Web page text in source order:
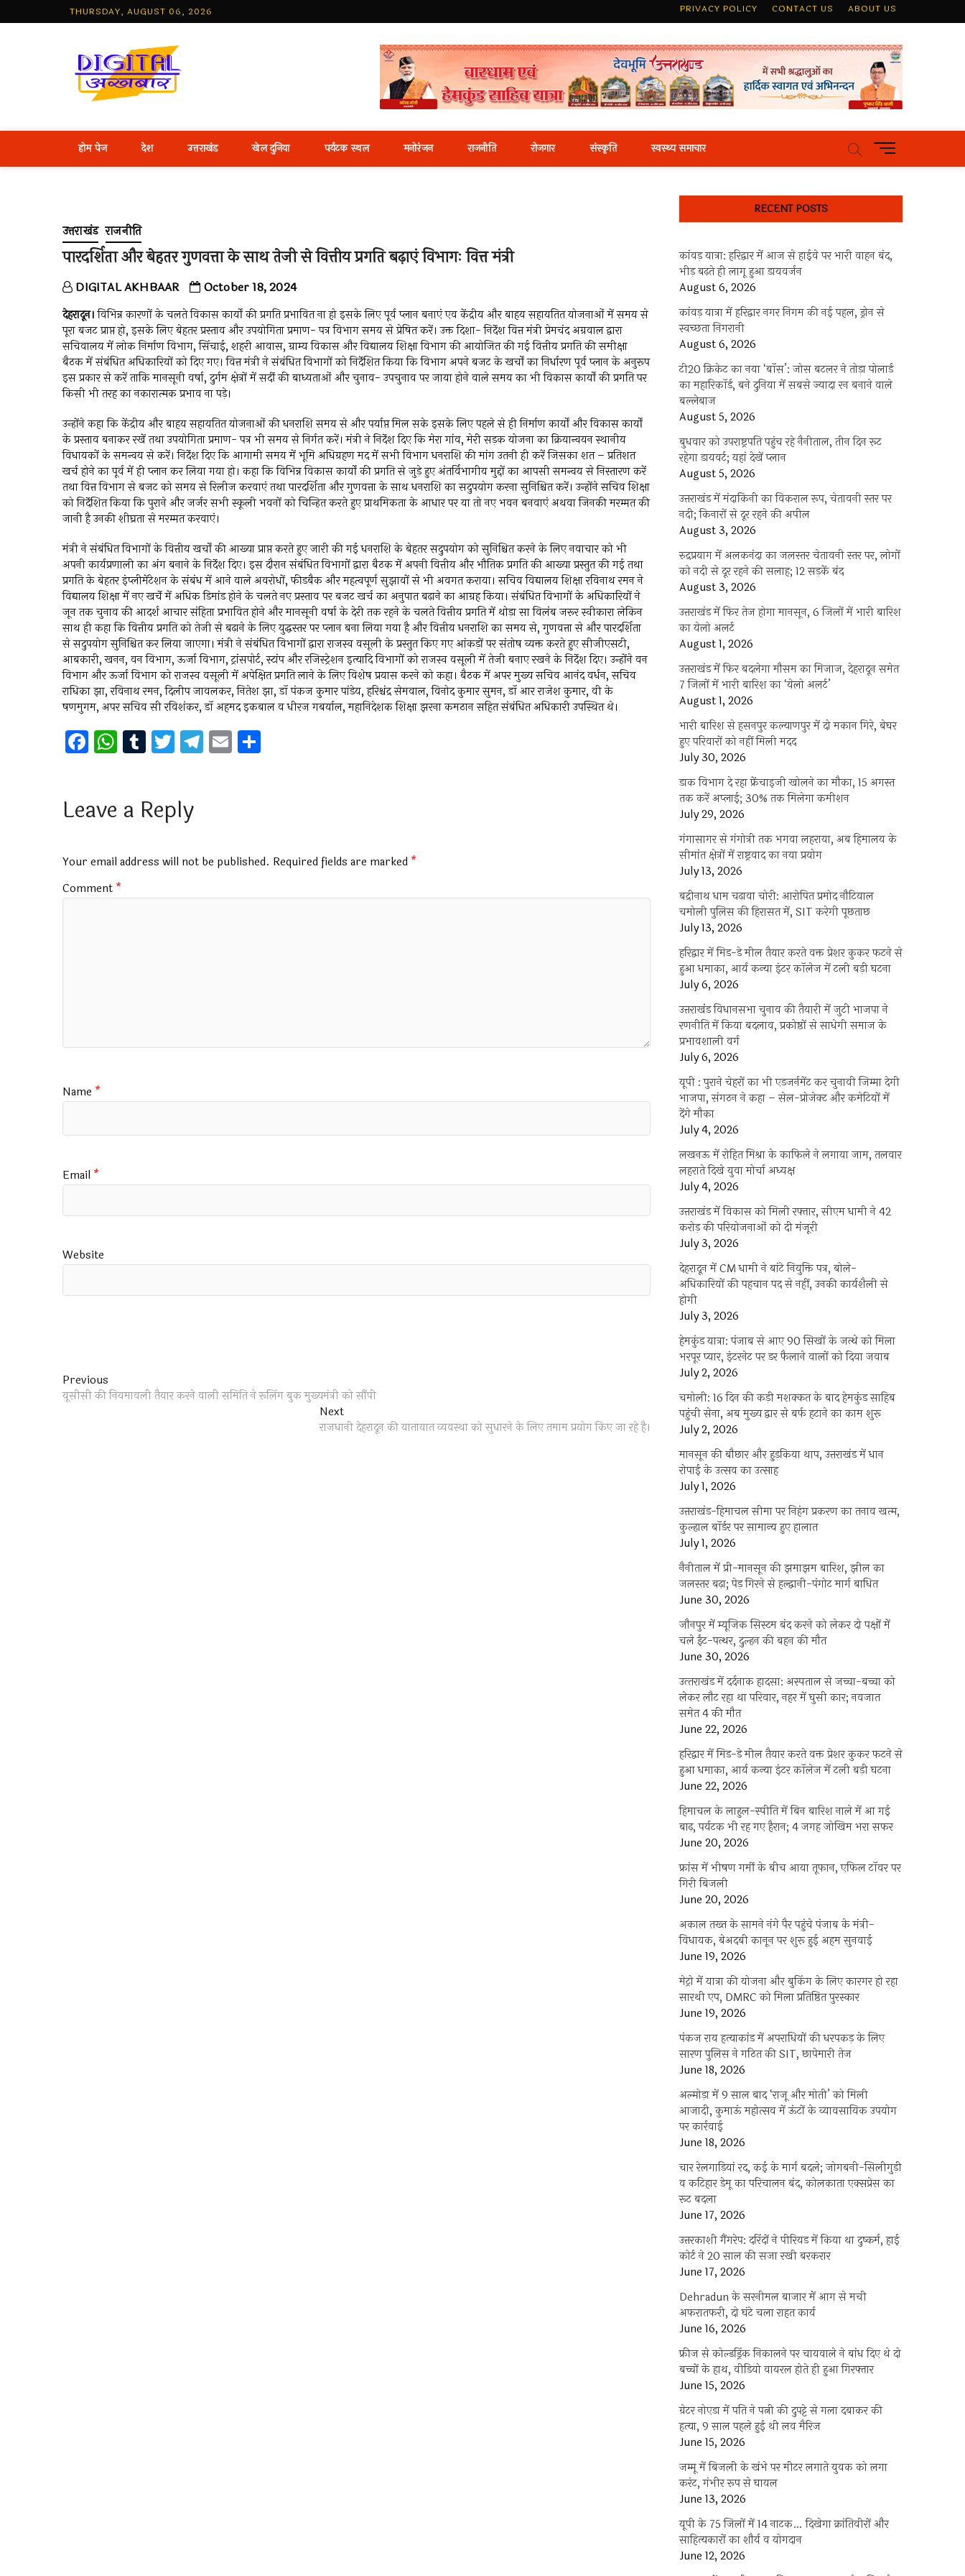
to
THURSDAY, AUGUST 06, 2026 PRIVACY POLICY CONTACT US ABOUT US
Best Hindi News Portal
होम पेज देश उत्तराखंड खेल दुनिया पर्यटक स्थल मनोरंजन राजनीति रोजगार संस्कृति स्वस्थ्य समाचार
M
e
u
u
t
उत्तराखंड राजनीति
पारदर्शिता और बेहतर गुणवत्ता के साथ तेजी से वित्तीय प्रगति बढ़ाएं विभागः वित्त मंत्री
DIGITAL AKHBAAR October 18, 2024
देहरादून।विभिन्न कारणों के चलते विकास कार्यों की प्रगति प्रभावित ना हो इसके लिए पूर्व प्लान बनाएं एव केंद्रीय और बाहय सहायतित योजनाओं में समय से
पूरा बजट प्राप्त हो, इसके लिए बेहतर प्रस्ताव और उपयोगिता प्रमाण- पत्र विभाग समय से प्रेषित करें। उक्त दिशा- निर्देश वित्त मंत्री प्रेमचंद अग्रवाल द्वारा
सचिवालय में लोक निर्माण विभाग, सिंचाई, शहरी आवास, ग्राम्य विकास और विद्यालय शिक्षा विभाग की आयोजित की गई वित्तीय प्रगति की समीक्षा
बैठक में संबंधित अधिकारियों को दिए गए। वित्त मंत्री ने संबंधित विभागों को निर्देशित किया कि विभाग अपने बजट के खर्चों का निर्धारण पूर्व प्लान के अनुरूप
इस प्रकार से करें ताकि मानसूनी वर्षा, दुर्गम क्षेत्रों में सर्दी की बाध्यताओं और चुनाव- उपचुनाव पर जाया होने वाले समय का भी विकास कार्यों की प्रगति पर
किसी भी तरह का नकारात्मक प्रभाव ना पड़े।
उन्होंने कहा कि केंद्रीय और बाहय सहायतित योजनाओं की धनराशि समय से और पर्याप्त मिल सके इसके लिए पहले से ही निर्माण कार्यों और विकास कार्यों
के प्रस्ताव बनाकर रखें तथा उपयोगिता प्रमाण- पत्र भी समय से निर्गत करें। मंत्री ने निर्देश दिए कि मेरा गांव, मेरी सड़क योजना का क्रियान्वयन स्थानीय
विधायकों के समन्वय से करें। निर्देश दिए कि आगामी समय में भूमि अधिग्रहण मद में सभी विभाग धनराशि की मांग उतनी ही करें जिसका शत – प्रतिशत
खर्च होने का पूर्व में ही प्लान कर लिया गया हो। कहा कि विभिन्न विकास कार्यों की प्रगति से जुड़े हुए अंतर्विभागीय मुद्दों का आपसी समन्वय से निस्तारण करें
तथा वित्त विभाग से बजट को समय से रिलीज करवाएं तथा पारदर्शिता और गुणवत्ता के साथ धनराशि का सदुपयोग करना सुनिश्चित करें। उन्होंने सचिव शिक्षा
को निर्देशित किया कि पुराने और जर्जर सभी स्कूली भवनों को चिन्हित करते हुए प्राथमिकता के आधार पर या तो नए भवन बनवाएं अथवा जिनकी मरम्मत की
जानी है उनकी शीघ्रता से मरम्मत करवाएं।
मंत्री ने संबंधित विभागों के वित्तीय खर्चों की आख्या प्राप्त करते हुए जारी की गई धनराशि के बेहतर सदुपयोग को सुनिश्चित करने के लिए नवाचार को भी
अपनी कार्यप्रणाली का अंग बनाने के निर्देश दिए। इस दौरान संबंधित विभागों द्वारा बैठक में अपनी वित्तीय और भौतिक प्रगति की आख्या प्रस्तुत की गई तथा
प्रगति के बेहतर इंप्लीमेंटेशन के संबंध में आने वाले अवरोधों, फीडबैक और महत्वपूर्ण सुझावों से भी अवगत कराया। सचिव विद्यालय शिक्षा रविनाथ रमन ने
विद्यालय शिक्षा में नए खर्चे में अधिक डिमांड होने के चलते नए प्रस्ताव पर बजट खर्च का अनुपात बढ़ाने का आग्रह किया। संबंधित विभागों के अधिकारियों ने
जून तक चुनाव की आदर्श आचार संहिता प्रभावित होने और मानसूनी वर्षा के देरी तक रहने के चलते वित्तीय प्रगति में थोड़ा सा विलंब जरूर स्वीकारा लेकिन
साथ ही कहा कि वित्तीय प्रगति को तेजी से बढ़ाने के लिए युद्धस्तर पर प्लान बना लिया गया है और वित्तीय धनराशि का समय से, गुणवत्ता से और पारदर्शिता
से सदुपयोग सुनिश्चित कर लिया जाएगा। मंत्री ने संबंधित विभागों द्वारा राजस्व वसूली के प्रस्तुत किए गए आंकड़ों पर संतोष व्यक्त करते हुए सीजीएसटी,
आबकारी, खनन, वन विभाग, ऊर्जा विभाग, ट्रांसपोर्ट, स्टांप और रजिस्ट्रेशन इत्यादि विभागों को राजस्व वसूली में तेजी बनाए रखने के निर्देश दिए। उन्होंने वन
विभाग और ऊर्जा विभाग को राजस्व वसूली में अपेक्षित प्रगति लाने के लिए विशेष प्रयास करने को कहा। बैठक में अपर मुख्य सचिव आनंद वर्धन, सचिव
राधिका झा, रविनाथ रमन, दिलीप जावलकर, नितेश झा, डॉ पंकज कुमार पांडेय, हरिश्चंद्र सेमवाल, विनोद कुमार सुमन, डॉ आर राजेश कुमार, वी के
षणमुगम, अपर सचिव सी रविशंकर, डॉ अहमद इकबाल व धीरज गबर्याल, महानिदेशक शिक्षा झरना कमठान सहित संबंधित अधिकारी उपस्थित थे।
F
a
b
o
k
W
h
s
p
p
T
u
bl
T
wi
er
T
el
m
E
m
Leave a Reply
Your email address will not be published. Required fields are marked *
Comment *
Name *
Email *
Website
Post
navigation
Previous
post:
यूसीसी की नियमावली तैयार करने वाली समिति ने रूलिंग बुक मुख्यमंत्री को सौंपी
NextNext
post:
राजधानी देहरादून की यातायात व्यवस्था को सुधारने के लिए तमाम प्रयोग किए जा रहे है।
RECENT POSTS
कांवड़ यात्रा: हरिद्वार में आज से हाईवे पर भारी वाहन बंद,
भीड़ बढ़ते ही लागू हुआ डायवर्जन
August 6, 2026
कांवड़ यात्रा में हरिद्वार नगर निगम की नई पहल, ड्रोन से
स्वच्छता निगरानी
August 6, 2026
टी20 क्रिकेट का नया ‘बॉस’: जोस बटलर ने तोड़ा पोलार्ड
का महारिकॉर्ड, बने दुनिया में सबसे ज्यादा रन बनाने वाले
बल्लेबाज
August 5, 2026
बुधवार को उपराष्ट्रपति पहुंच रहे नैनीताल, तीन दिन रूट
रहेगा डायवर्ट; यहां देखें प्‍लान
August 5, 2026
उत्तराखंड में मंदाकिनी का विकराल रूप, चेतावनी स्तर पर
नदी; किनारों से दूर रहने की अपील
August 3, 2026
रुद्रप्रयाग में अलकनंदा का जलस्तर चेतावनी स्तर पर, लोगों
को नदी से दूर रहने की सलाह; 12 सड़कें बंद
August 3, 2026
उत्तराखंड में फिर तेज होगा मानसून, 6 जिलों में भारी बारिश
का येलो अलर्ट
August 1, 2026
उत्तराखंड में फिर बदलेगा मौसम का मिजाज, देहरादून समेत
7 जिलों में भारी बारिश का ‘येलो अलर्ट’
August 1, 2026
भारी बारिश से हसनपुर कल्याणपुर में दो मकान गिरे, बेघर
हुए परिवारों को नहीं मिली मदद
July 30, 2026
डाक विभाग दे रहा फ्रेंचाइजी खोलने का मौका, 15 अगस्त
तक करें अप्लाई; 30% तक मिलेगा कमीशन
July 29, 2026
गंगासागर से गंगोत्री तक भगवा लहराया, अब हिमालय के
सीमांत क्षेत्रों में राष्ट्रवाद का नया प्रयोग
July 13, 2026
बद्रीनाथ धाम चढ़ावा चोरी: आरोपित प्रमोद नौटियाल
चमोली पुलिस की हिरासत में, SIT करेगी पूछताछ
July 13, 2026
हरिद्वार में मिड-डे मील तैयार करते वक्त प्रेशर कुकर फटने से
हुआ धमाका, आर्य कन्या इंटर कॉलेज में टली बड़ी घटना
July 6, 2026
उत्तराखंंड विधानसभा चुनाव की तैयारी में जुटी भाजपा ने
रणनीति में किया बदलाव, प्रकोष्ठों से साधेगी समाज के
प्रभावशाली वर्ग
July 6, 2026
यूपी : पुराने चेहरों का भी एडजर्नमेंट कर चुनावी जिम्मा देगी
भाजपा, संगठन ने कहा – सेल-प्रोजेक्ट और कमेटियों में
देंगे मौका
July 4, 2026
लखनऊ में रोहित मिश्रा के काफिले ने लगाया जाम, तलवार
लहराते दिखे युवा मोर्चा अध्यक्ष
July 4, 2026
उत्तराखंड में विकास को मिली रफ्तार, सीएम धामी ने 42
करोड़ की परियोजनाओं को दी मंजूरी
July 3, 2026
देहरादून में CM धामी ने बांटे नियुक्ति पत्र, बोले-
अधिकारियों की पहचान पद से नहीं, उनकी कार्यशैली से
होगी
July 3, 2026
हेमकुंड यात्रा: पंजाब से आए 90 सिखों के जत्थे को मिला
भरपूर प्यार, इंटरनेट पर डर फैलाने वालों को दिया जवाब
July 2, 2026
चमोली: 16 दिन की कड़ी मशक्कत के बाद हेमकुंड साहिब
पहुंची सेना, अब मुख्य द्वार से बर्फ हटाने का काम शुरू
July 2, 2026
मानसून की बौछार और हुड़किया थाप, उत्तराखंड में धान
रोपाई के उत्सव का उत्साह
July 1, 2026
उत्तराखंड-हिमाचल सीमा पर निहंग प्रकरण का तनाव खत्म,
कुल्हाल बॉर्डर पर सामान्य हुए हालात
July 1, 2026
नैनीताल में प्री-मानसून की झमाझम बारिश, झील का
जलस्तर बढ़ा; पेड़ गिरने से हल्द्वानी-पंगोट मार्ग बाधित
June 30, 2026
जौनपुर में म्यूजिक सिस्टम बंद करने को लेकर दो पक्षों में
चले ईंट-पत्थर, दुल्हन की बहन की मौत
June 30, 2026
उत्‍तराखंड में दर्दनाक हादसा: अस्पताल से जच्चा-बच्चा को
लेकर लौट रहा था परिवार, नहर में घुसी कार; नवजात
समेत 4 की मौत
June 22, 2026
हरिद्वार में मिड-डे मील तैयार करते वक्त प्रेशर कुकर फटने से
हुआ धमाका, आर्य कन्या इंटर कॉलेज में टली बड़ी घटना
June 22, 2026
हिमाचल के लाहुल-स्पीति में बिन बारिश नाले में आ गई
बाढ़, पर्यटक भी रह गए हैरान; 4 जगह जोखिम भरा सफर
June 20, 2026
फ्रांस में भीषण गर्मी के बीच आया तूफान, एफिल टॉवर पर
गिरी बिजली
June 20, 2026
अकाल तख्त के सामने नंगे पैर पहुंचे पंजाब के मंत्री-
विधायक, बेअदबी कानून पर शुरू हुई अहम सुनवाई
June 19, 2026
मेट्रो में यात्रा की योजना और बुकिंग के लिए कारगर हो रहा
सारथी एप, DMRC को मिला प्रतिष्ठित पुरस्कार
June 19, 2026
पंकज राय हत्याकांड में अपराधियों की धरपकड़ के लिए
सारण पुलिस ने गठित की SIT, छापेमारी तेज
June 18, 2026
अल्मोड़ा में 9 साल बाद ‘राजू और मोती’ को मिली
आजादी, कुमाऊं महोत्सव में ऊंटों के व्यावसायिक उपयोग
पर कार्रवाई
June 18, 2026
चार रेलगाड़ियां रद, कई के मार्ग बदले; जोगबनी-सिलीगुड़ी
व कटिहार डेमू का परिचालन बंद, कोलकाता एक्सप्रेस का
रूट बदला
June 17, 2026
उत्तरकाशी गैंगरेप: दरिंदों ने पीरियड में किया था दुष्कर्म, हाई
कोर्ट ने 20 साल की सजा रखी बरकरार
June 17, 2026
Dehradun के सरनीमल बाजार में आग से मची
अफरातफरी, दो घंटे चला राहत कार्य
June 16, 2026
फ्रीज से कोल्डड्रिंक निकालने पर चायवाले ने बांध दिए थे दो
बच्चों के हाथ, वीडियो वायरल होते ही हुआ गिरफ्तार
June 15, 2026
ग्रेटर नोएडा में पति ने पत्नी की दुपट्टे से गला दबाकर की
हत्या, 9 साल पहले हुई थी लव मैरिज
June 15, 2026
जम्मू में बिजली के खंभे पर मीटर लगाते युवक को लगा
करंट, गंभीर रूप से घायल
June 13, 2026
यूपी के 75 जिलों में 14 नाटक… दिखेगा क्रांतिवीरों और
साहित्यकारों का शौर्य व योगदान
June 12, 2026